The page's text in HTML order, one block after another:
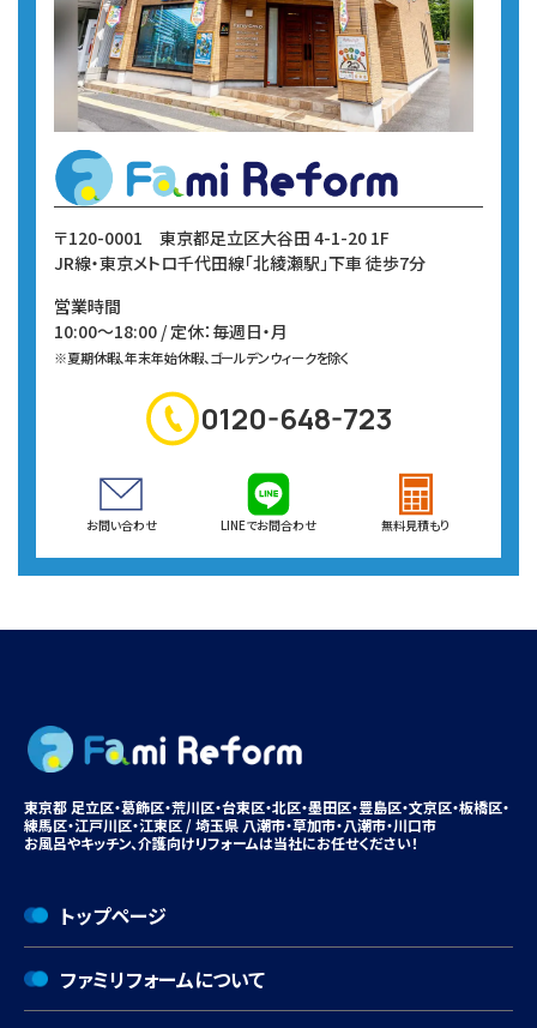
〒120-0001 東京都足立区大谷田 4-1-20 1F
JR線・東京メトロ千代田線「北綾瀬駅」下車 徒歩7分
営業時間
10:00～18:00 / 定休：毎週日・月
※夏期休暇、年末年始休暇、ゴールデンウィークを除く
0120-648-723
お問い合わせ LINEでお問合わせ 無料見積もり
東京都 足立区・葛飾区・荒川区・台東区・北区・墨田区・豊島区・文京区・板橋区・
練馬区・江戸川区・江東区 / 埼玉県 八潮市・草加市・八潮市・川口市
お風呂やキッチン、介護向けリフォームは当社にお任せください！
トップページ
ファミリフォームについて